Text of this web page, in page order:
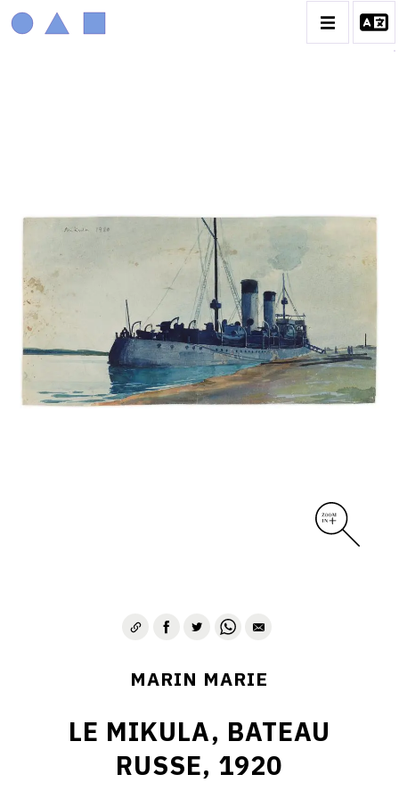
CATALOGUE DES OEUVRES
CONTACT
MARIN MARIE
LE MIKULA, BATEAU
RUSSE, 1920